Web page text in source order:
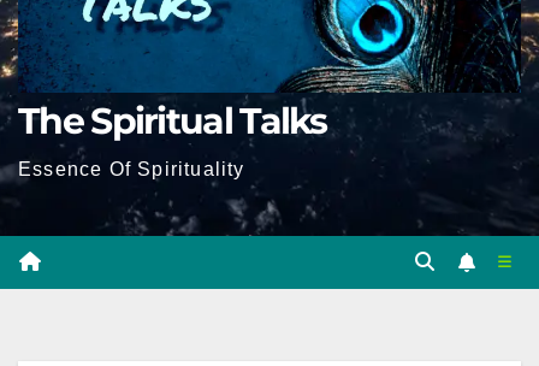
The Spiritual Talks
Essence Of Spirituality